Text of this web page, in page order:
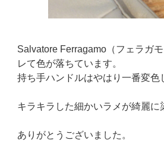
Salvatore Ferragamo（フェラガ
レて色が落ちています。
持ち手ハンドルはやはり一番変色
キラキラした細かいラメが綺麗に
ありがとうございました。